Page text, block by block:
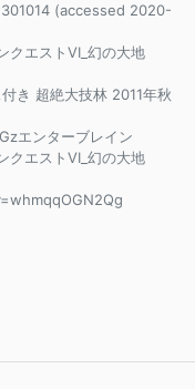
(accessed 2020-
エストVI_幻の大地
き 超絶大技林 2011年秋
エンターブレイン
エストVI_幻の大地